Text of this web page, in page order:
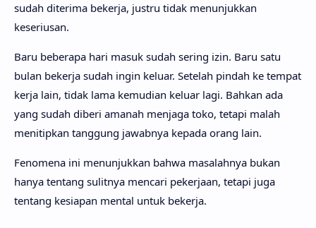
sudah diterima bekerja, justru tidak menunjukkan
keseriusan.
Baru beberapa hari masuk sudah sering izin. Baru satu
bulan bekerja sudah ingin keluar. Setelah pindah ke tempat
kerja lain, tidak lama kemudian keluar lagi. Bahkan ada
yang sudah diberi amanah menjaga toko, tetapi malah
menitipkan tanggung jawabnya kepada orang lain.
Fenomena ini menunjukkan bahwa masalahnya bukan
hanya tentang sulitnya mencari pekerjaan, tetapi juga
tentang kesiapan mental untuk bekerja.